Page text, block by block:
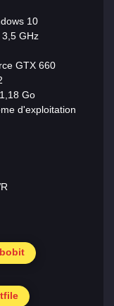
10
GHz
GTX 660
Go
d'exploitation